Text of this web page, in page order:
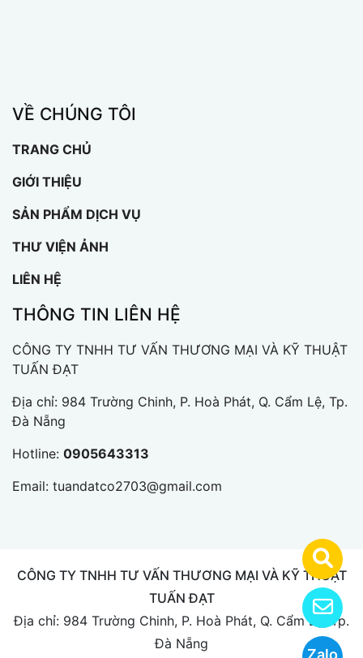
Zalo
VỀ CHÚNG TÔI
TRANG CHỦ
GIỚI THIỆU
SẢN PHẨM DỊCH VỤ
THƯ VIỆN ẢNH
LIÊN HỆ
THÔNG TIN LIÊN HỆ
CÔNG TY TNHH TƯ VẤN THƯƠNG MẠI VÀ KỸ THUẬT
TUẤN ĐẠT
Địa chỉ: 984 Trường Chinh, P. Hoà Phát, Q. Cẩm Lệ, Tp.
Đà Nẵng
Hotline: 0905643313
Email: tuandatco2703@gmail.com
CÔNG TY TNHH TƯ VẤN THƯƠNG MẠI VÀ KỸ THUẬT
TUẤN ĐẠT
Địa chỉ: 984 Trường Chinh, P. Hoà Phát, Q. Cẩm Lệ, Tp.
Đà Nẵng